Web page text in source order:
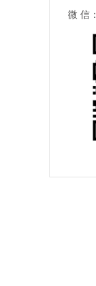
微 信：